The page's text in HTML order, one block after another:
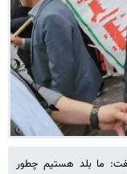
ما بلد هستیم چطور